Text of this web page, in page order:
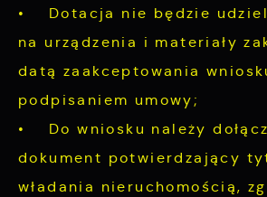
• Dotacja nie będzie
na urządzenia i materiały
datą zaakceptowania
podpisaniem umowy;
• Do wniosku należy
dokument potwierdzający
władania nieruchomością,